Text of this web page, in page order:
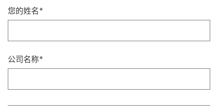
您的姓名*
公司名称*